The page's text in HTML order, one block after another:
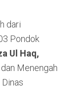
dari
Pondok
Ul Haq,
Menengah
Dinas